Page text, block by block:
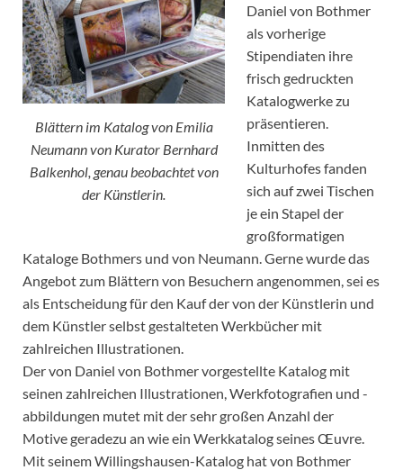
Blättern im Katalog von Emilia
Neumann von Kurator Bernhard
Balkenhol, genau beobachtet von
der Künstlerin.
Daniel von Bothmer
als vorherige
Stipendiaten ihre
frisch gedruckten
Katalogwerke zu
präsentieren.
Inmitten des
Kulturhofes fanden
sich auf zwei Tischen
je ein Stapel der
großformatigen
Kataloge Bothmers und von Neumann. Gerne wurde das
Angebot zum Blättern von Besuchern angenommen, sei es
als Entscheidung für den Kauf der von der Künstlerin und
dem Künstler selbst gestalteten Werkbücher mit
zahlreichen Illustrationen.
Der von Daniel von Bothmer vorgestellte Katalog mit
seinen zahlreichen Illustrationen, Werkfotografien und -
abbildungen mutet mit der sehr großen Anzahl der
Motive geradezu an wie ein Werkkatalog seines Œuvre.
Mit seinem Willingshausen-Katalog hat von Bothmer